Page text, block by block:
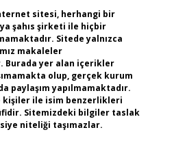
sitesi, herhangi bir
şahıs şirketi ile hiçbir
Sitede yalnızca
makaleler
Burada yer alan içerikler
olup, gerçek kurum
paylaşım yapılmamaktadır.
kişiler ile isim benzerlikleri
Sitemizdeki bilgiler taslak
niteliği taşımazlar.